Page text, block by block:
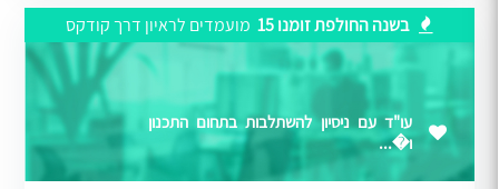
בשנה החולפת זומנו 15 מועמדים לראיון דרך קודקס
עו"ד עם ניסיון להשתלבות בתחום התכנון
ו�...